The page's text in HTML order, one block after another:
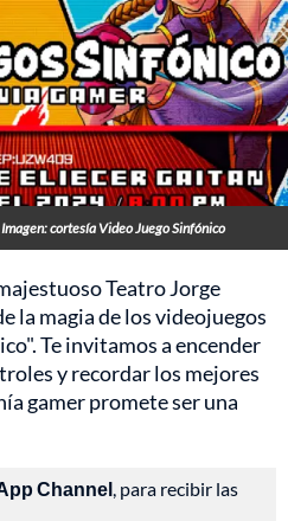
Imagen: cortesía Video Juego Sinfónico
Teatro Jorge
la magia de los videojuegos
Te invitamos a encender
y recordar los mejores
gamer promete ser una
Channel, para recibir las